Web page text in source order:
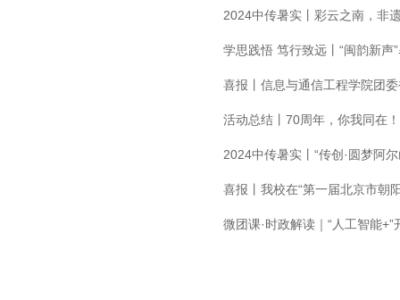
2024中传暑实丨彩云之南，非
学思践悟 笃行致远丨“闽韵新
喜报丨信息与通信工程学院团
活动总结丨70周年，你我同在！
2024中传暑实丨“传创·圆梦阿
喜报丨我校在“第一届北京市朝
微团课·时政解读｜“人工智能